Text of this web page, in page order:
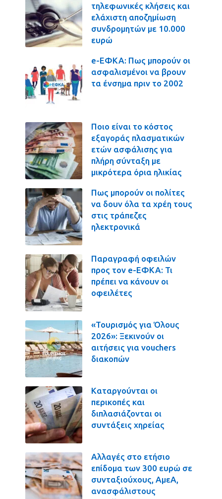
τηλεφωνικές κλήσεις και
ελάχιστη αποζημίωση
συνδρομητών με 10.000
ευρώ
e-ΕΦΚΑ: Πως μπορούν οι
ασφαλισμένοι να βρουν
τα ένσημα πριν το 2002
Ποιο είναι το κόστος
εξαγοράς πλασματικών
ετών ασφάλισης για
πλήρη σύνταξη με
μικρότερα όρια ηλικίας
Πως μπορούν οι πολίτες
να δουν όλα τα χρέη τους
στις τράπεζες
ηλεκτρονικά
Παραγραφή οφειλών
προς τον e-ΕΦΚΑ: Τι
πρέπει να κάνουν οι
οφειλέτες
«Τουρισμός για Όλους
2026»: Ξεκινούν οι
αιτήσεις για vouchers
διακοπών
Καταργούνται οι
περικοπές και
διπλασιάζονται οι
συντάξεις χηρείας
Αλλαγές στο ετήσιο
επίδομα των 300 ευρώ σε
συνταξιούχους, ΑμεΑ,
ανασφάλιστους